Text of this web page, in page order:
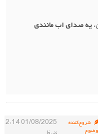
یه صدای اب مانندی
شروع‌کننده
01/08/2025 2:14